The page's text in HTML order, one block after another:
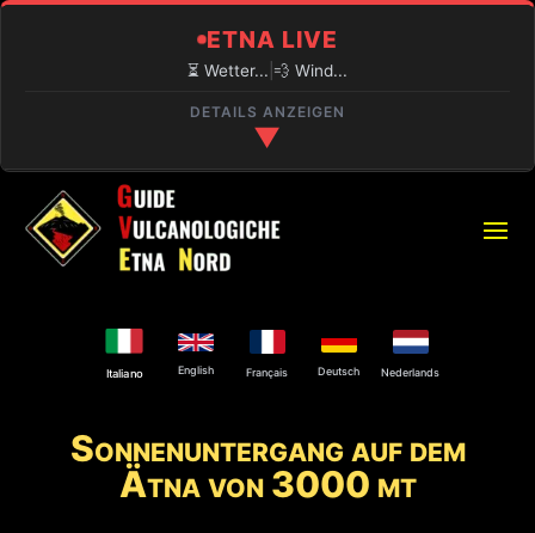
ETNA LIVE
⏳ Wetter... 💨 Wind...
DETAILS ANZEIGEN
▼
🔍 AKTUELLE LAGE
⏳ PIANO PROVENZANA (1800M)
VULKANAKTIVITÄT
Explosive Aktivität am Nordostkrater und an
ZUGANG ZUM GIPFEL
Nur mit autorisiertem Guide.
Italiano English Français Deutsch Nederlands
Sonnenuntergang auf dem
Ätna von 3000 mt